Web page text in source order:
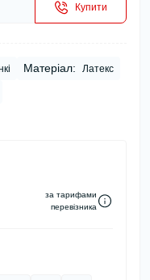
Купити
Матеріал: Латекс
за тарифами
перевізника